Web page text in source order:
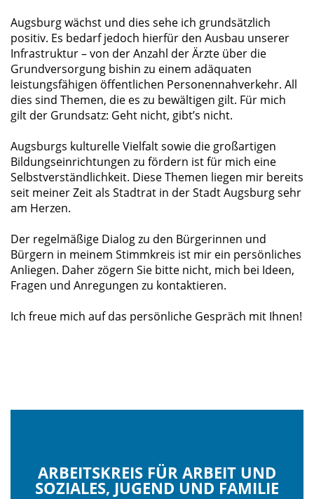
Augsburg wächst und dies sehe ich grundsätzlich
positiv. Es bedarf jedoch hierfür den Ausbau unserer
Infrastruktur – von der Anzahl der Ärzte über die
Grundversorgung bishin zu einem adäquaten
leistungsfähigen öffentlichen Personennahverkehr. All
dies sind Themen, die es zu bewältigen gilt. Für mich
gilt der Grundsatz: Geht nicht, gibt’s nicht.
Augsburgs kulturelle Vielfalt sowie die großartigen
Bildungseinrichtungen zu fördern ist für mich eine
Selbstverständlichkeit. Diese Themen liegen mir bereits
seit meiner Zeit als Stadtrat in der Stadt Augsburg sehr
am Herzen.
Der regelmäßige Dialog zu den Bürgerinnen und
Bürgern in meinem Stimmkreis ist mir ein persönliches
Anliegen. Daher zögern Sie bitte nicht, mich bei Ideen,
Fragen und Anregungen zu kontaktieren.
Ich freue mich auf das persönliche Gespräch mit Ihnen!
ARBEITSKREIS FÜR ARBEIT UND
SOZIALES, JUGEND UND FAMILIE